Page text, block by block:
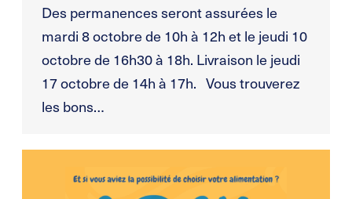
Des permanences seront assurées le
mardi 8 octobre de 10h à 12h et le jeudi 10
octobre de 16h30 à 18h. Livraison le jeudi
17 octobre de 14h à 17h. Vous trouverez
les bons…